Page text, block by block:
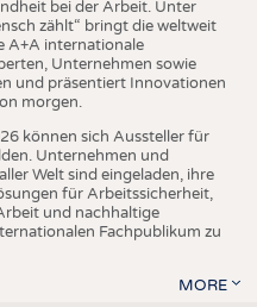
bei der Arbeit. Unter
zählt“ bringt die weltweit
A+A internationale
Unternehmen sowie
und präsentiert Innovationen
morgen.
können sich Aussteller für
Unternehmen und
Welt sind eingeladen, ihre
für Arbeitssicherheit,
und nachhaltige
Fachpublikum zu
MORE